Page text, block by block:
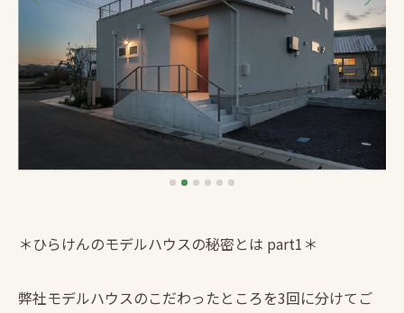
＊ひらけんのモデルハウスの秘密とは part1＊
弊社モデルハウスのこだわったところを3回に分けてご